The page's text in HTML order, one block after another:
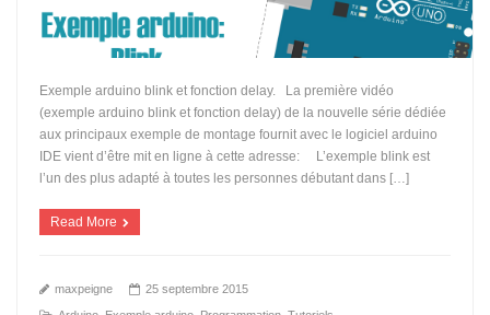
Exemple arduino blink et fonction delay. La première vidéo
(exemple arduino blink et fonction delay) de la nouvelle série dédiée
aux principaux exemple de montage fournit avec le logiciel arduino
IDE vient d’être mit en ligne à cette adresse: L’exemple blink est
l’un des plus adapté à toutes les personnes débutant dans […]
Read More
maxpeigne
25 septembre 2015